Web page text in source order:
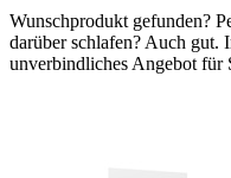
Wunschprodukt gefunden?
darüber schlafen? Auch gut.
unverbindliches Angebot für